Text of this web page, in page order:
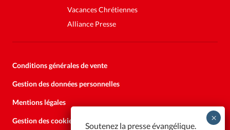
Vacances Chrétiennes
Alliance Presse
Conditions générales de vente
Gestion des données personnelles
Mentions légales
Gestion des cookies
Soutenez la presse évangélique.